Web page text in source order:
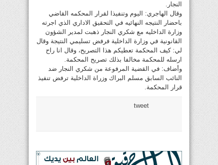
النجار.
وقال الهاجري: اليوم وتنفيذا لقرار المحكمه القاضي
باحضار النتيجه النهائيه في التحقيق الاداري الذي اجرته
وزارة الداخليه مع شكري النجار ذهبت لمدير الشؤون
القانونية في وزارة الداخلية فرفض تسليمي النتيجة وقال
لي: كيف المحكمة تعطيكم هذا التصريح، وقال انا راح
ارسله للمحكمة مخالفا بذلك تصريح المحكمة.
وأضاف: في القضية المرفوعة من شكري النجار ضد
النائب السابق مسلم البراك وزراة الداخلية ترفض تنفيذ
قرار المحكمة.
tweet